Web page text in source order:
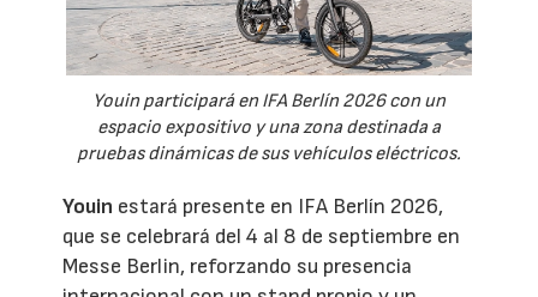
Youin participará en IFA Berlín 2026 con un
espacio expositivo y una zona destinada a
pruebas dinámicas de sus vehículos eléctricos.
Youin estará presente en IFA Berlín 2026,
que se celebrará del 4 al 8 de septiembre en
Messe Berlin, reforzando su presencia